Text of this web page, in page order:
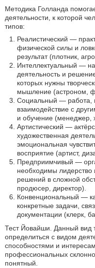
Методика Голланда
деятельности, к которой
типов:
Реалистический —
физической силы и
результат (плотник,
Интеллектуальный —
деятельность и
которых нужны
мышление (астроном,
Социальный — работа,
взаимодействие с
и обучение (менеджер,
Артистический —
художественная
эмоциональная
восприятие (артист,
Предприимчивый —
необходимы лидерство
решений в сложной
продюсер, директор).
Конвенциональный —
конкретные задачи,
документации (клерк,
Тест Йовайши. Данный вид
определиться с видом
способностями и
профессиональных
понятный.